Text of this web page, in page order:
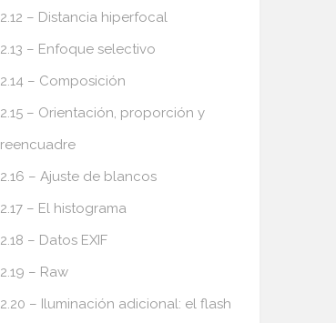
2.12 – Distancia hiperfocal
2.13 – Enfoque selectivo
2.14 – Composición
2.15 – Orientación, proporción y
reencuadre
2.16 – Ajuste de blancos
2.17 – El histograma
2.18 – Datos EXIF
2.19 – Raw
2.20 – Iluminación adicional: el flash